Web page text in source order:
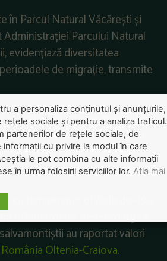
în Parcul Natural Văcărești și
Parcului Natural
evidențiază diversitatea
de migrație, transmite
pentru Finanțarea Investițiilor
europene ce vor fi lansate
fermieri și noilor fermieri,
temperaturi oficiale de -19,3
măsurătorilor meteorologice.
au raportat valori
Oltenia-Craiova.
a personaliza conținutul și anunțurile,
sociale și pentru a analiza traficul.
partenerilor de rețele sociale, de
cu privire la modul în care
le pot combina cu alte informații
în urma folosirii serviciilor lor. Afla mai